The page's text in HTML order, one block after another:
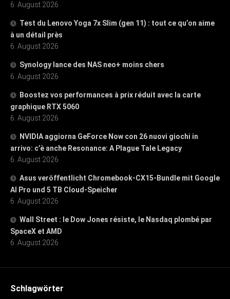
6. August 2026
Test du Lenovo Yoga 7x Slim (gen 11) : tout ce qu’on aime
à un détail près
6. August 2026
Synology lance des NAS neo+ moins chers
6. August 2026
Boostez vos performances à prix réduit avec la carte
graphique RTX 5060
6. August 2026
NVIDIA aggiorna GeForce Now con 26 nuovi giochi in
arrivo: c’è anche Resonance: A Plague Tale Legacy
6. August 2026
Asus veröffentlicht Chromebook-CX15-Bundle mit Google
AI Pro und 5 TB Cloud-Speicher
6. August 2026
Wall Street : le Dow Jones résiste, le Nasdaq plombé par
SpaceX et AMD
6. August 2026
Schlagwörter